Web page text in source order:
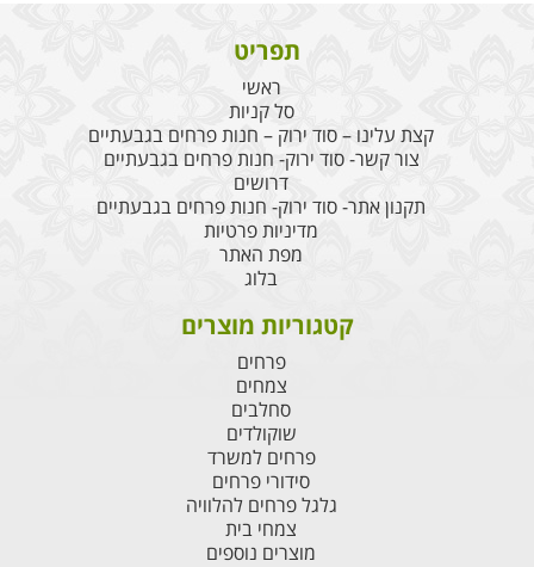
תפריט
ראשי
סל קניות
קצת עלינו – סוד ירוק – חנות פרחים בגבעתיים
צור קשר- סוד ירוק- חנות פרחים בגבעתיים
דרושים
תקנון אתר- סוד ירוק- חנות פרחים בגבעתיים
מדיניות פרטיות
מפת האתר
בלוג
קטגוריות מוצרים
פרחים
צמחים
סחלבים
שוקולדים
פרחים למשרד
סידורי פרחים
גלגל פרחים להלוויה
צמחי בית
מוצרים נוספים